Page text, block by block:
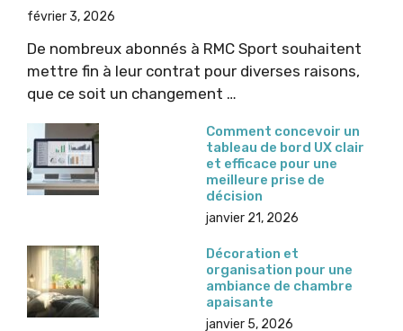
février 3, 2026
De nombreux abonnés à RMC Sport souhaitent
mettre fin à leur contrat pour diverses raisons,
que ce soit un changement …
Comment concevoir un
tableau de bord UX clair
et efficace pour une
meilleure prise de
décision
janvier 21, 2026
Décoration et
organisation pour une
ambiance de chambre
apaisante
janvier 5, 2026